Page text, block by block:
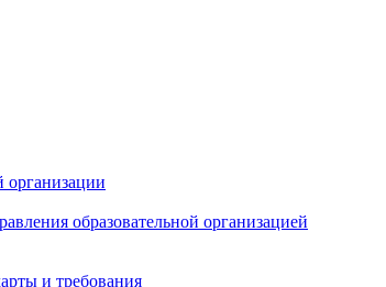
организации
образовательной организацией
и требования